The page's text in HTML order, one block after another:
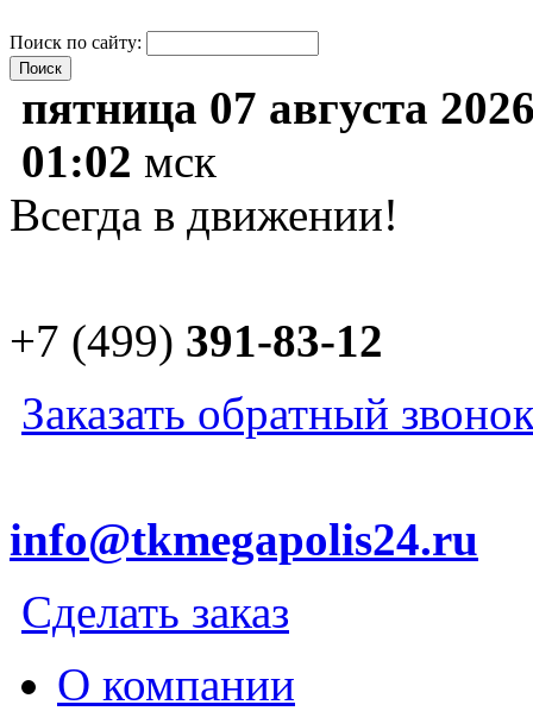
Поиск по сайту:
пятница 07 августа
01:02 мск
Всегда в движении!
+7 (499) 391-83-12
Заказать обратный
info@tkmegapolis24.ru
Сделать заказ
О компании